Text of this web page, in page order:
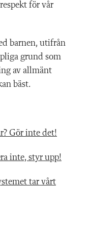
för vår
barnen, utifrån
grund som
av allmänt
bäst.
Gör inte det!
inte, styr upp!
tar vårt